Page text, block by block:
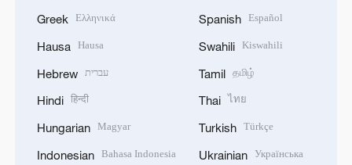
Greek Ελληνικά
Hausa Hausa
Hebrew עברית
Hindi हिन्दी
Hungarian Magyar
Indonesian Bahasa Indonesia
Spanish Español
Swahili Kiswahili
Tamil தமிழ்
Thai ไทย
Turkish Türkçe
Ukrainian Українська